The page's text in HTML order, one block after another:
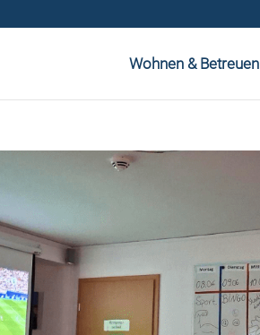
Wohnen & Betreuen